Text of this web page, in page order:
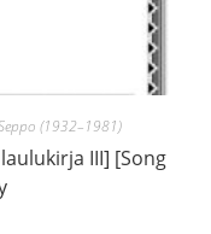
(1932–1981)
III] [Song